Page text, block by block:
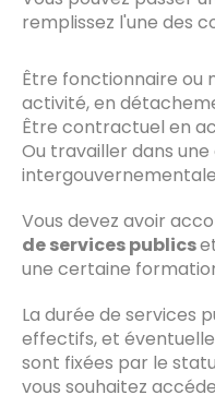
remplissez l'une des
Être fonctionnaire ou
activité, en
Être contractuel en
Ou travailler dans
intergouvernementale
Vous devez avoir
de services publics
une certaine
La durée de services
effectifs, et
sont fixées par le
vous souhaitez